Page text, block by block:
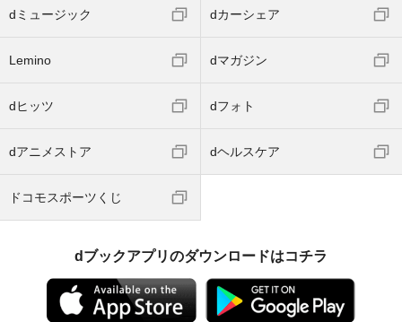
dミュージック dカーシェア
Lemino dマガジン
dヒッツ dフォト
dアニメストア dヘルスケア
ドコモスポーツくじ
dブックアプリのダウンロードはコチラ